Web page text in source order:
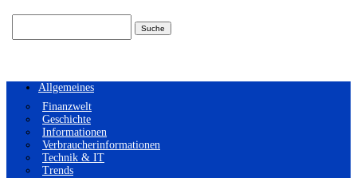
Allgemeines
Finanzwelt
Geschichte
Informationen
Verbraucherinformationen
Technik & IT
Trends